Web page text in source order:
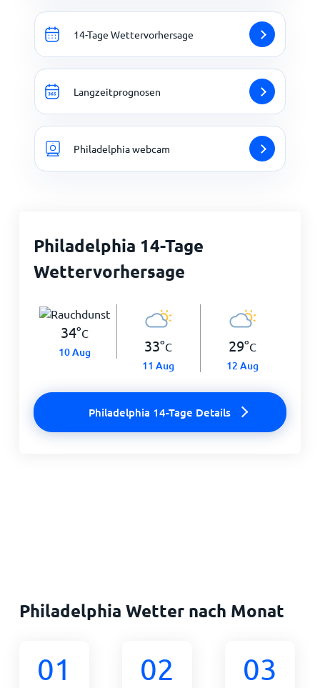
14-Tage Wettervorhersage
Langzeitprognosen
Philadelphia webcam
Philadelphia 14-Tage
Wettervorhersage
34°C
10 Aug 33°C
11 Aug
29°C
12 Aug
Philadelphia 14-Tage Details
Philadelphia Wetter nach Monat
01 02 03